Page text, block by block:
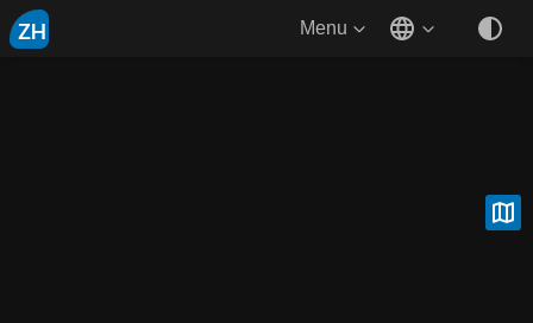
ZH Menu